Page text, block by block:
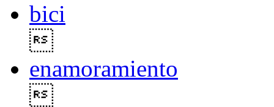
bici
enamoramiento